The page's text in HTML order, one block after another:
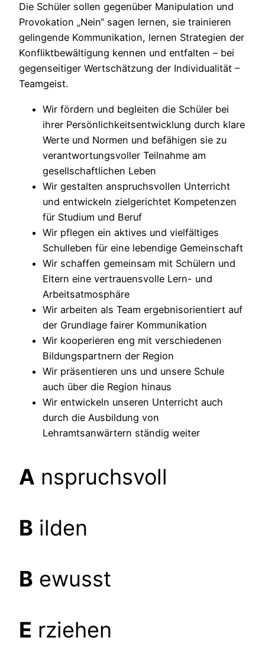
Die Schüler sollen gegenüber Manipulation und
Provokation „Nein“ sagen lernen, sie trainieren
gelingende Kommunikation, lernen Strategien der
Konfliktbewältigung kennen und entfalten – bei
gegenseitiger Wertschätzung der Individualität –
Teamgeist.
Wir fördern und begleiten die Schüler bei
ihrer Persönlichkeitsentwicklung durch klare
Werte und Normen und befähigen sie zu
verantwortungsvoller Teilnahme am
gesellschaftlichen Leben
Wir gestalten anspruchsvollen Unterricht
und entwickeln zielgerichtet Kompetenzen
für Studium und Beruf
Wir pflegen ein aktives und vielfältiges
Schulleben für eine lebendige Gemeinschaft
Wir schaffen gemeinsam mit Schülern und
Eltern eine vertrauensvolle Lern- und
Arbeitsatmosphäre
Wir arbeiten als Team ergebnisorientiert auf
der Grundlage fairer Kommunikation
Wir kooperieren eng mit verschiedenen
Bildungspartnern der Region
Wir präsentieren uns und unsere Schule
auch über die Region hinaus
Wir entwickeln unseren Unterricht auch
durch die Ausbildung von
Lehramtsanwärtern ständig weiter
A nspruchsvoll
B ilden
B ewusst
E rziehen